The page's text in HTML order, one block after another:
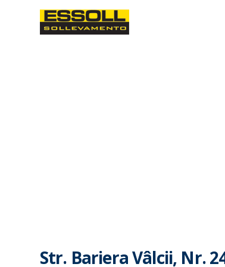
Str. Bariera Vâlcii, Nr.